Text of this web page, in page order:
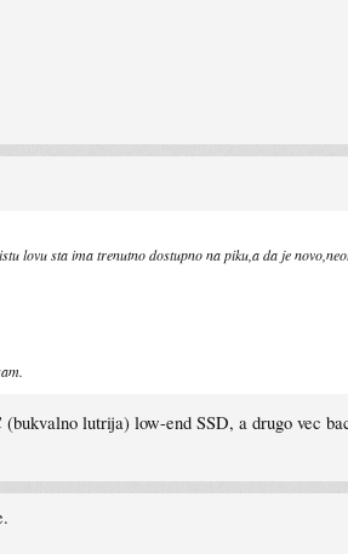
lovu sta ima trenutno dostupno na piku,a da je
lutrija) low-end SSD, a drugo vec